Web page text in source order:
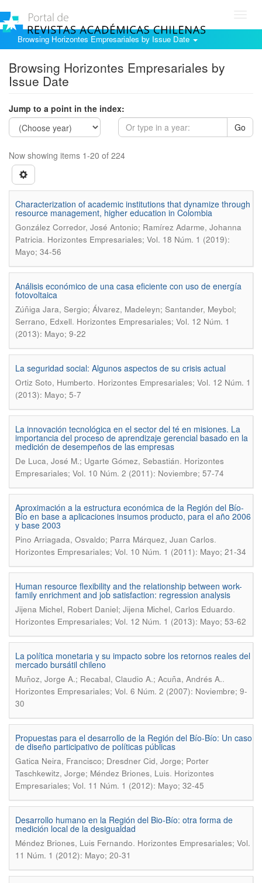
Browsing Horizontes Empresariales by Issue Date
Browsing Horizontes Empresariales by
Issue Date
Jump to a point in the index:
Go
Now showing items 1-20 of 224
Characterization of academic institutions that dynamize through
resource management, higher education in Colombia
González Corredor, José Antonio; Ramírez Adarme, Johanna
Patricia. Horizontes Empresariales; Vol. 18 Núm. 1 (2019):
Mayo; 34-56
Análisis económico de una casa eficiente con uso de energía
fotovoltaica
Zúñiga Jara, Sergio; Álvarez, Madeleyn; Santander, Meybol;
Serrano, Edxell. Horizontes Empresariales; Vol. 12 Núm. 1
(2013): Mayo; 9-22
La seguridad social: Algunos aspectos de su crisis actual
Ortiz Soto, Humberto. Horizontes Empresariales; Vol. 12 Núm. 1
(2013): Mayo; 5-7
La innovación tecnológica en el sector del té en misiones. La
importancia del proceso de aprendizaje gerencial basado en la
medición de desempeños de las empresas
De Luca, José M.; Ugarte Gómez, Sebastián. Horizontes
Empresariales; Vol. 10 Núm. 2 (2011): Noviembre; 57-74
Aproximación a la estructura económica de la Región del Bío-
Bío en base a aplicaciones insumos producto, para el año 2006
y base 2003
Pino Arriagada, Osvaldo; Parra Márquez, Juan Carlos.
Horizontes Empresariales; Vol. 10 Núm. 1 (2011): Mayo; 21-34
Human resource flexibility and the relationship between work-
family enrichment and job satisfaction: regression analysis
Jijena Michel, Robert Daniel; Jijena Michel, Carlos Eduardo.
Horizontes Empresariales; Vol. 12 Núm. 1 (2013): Mayo; 53-62
La política monetaria y su impacto sobre los retornos reales del
mercado bursátil chileno
Muñoz, Jorge A.; Recabal, Claudio A.; Acuña, Andrés A..
Horizontes Empresariales; Vol. 6 Núm. 2 (2007): Noviembre; 9-
30
Propuestas para el desarrollo de la Región del Bío-Bío: Un caso
de diseño participativo de políticas públicas
Gatica Neira, Francisco; Dresdner Cid, Jorge; Porter
Taschkewitz, Jorge; Méndez Briones, Luis. Horizontes
Empresariales; Vol. 11 Núm. 1 (2012): Mayo; 32-45
Desarrollo humano en la Región del Bio-Bío: otra forma de
medición local de la desigualdad
Méndez Briones, Luis Fernando. Horizontes Empresariales; Vol.
11 Núm. 1 (2012): Mayo; 20-31